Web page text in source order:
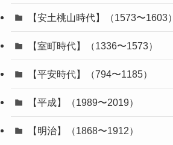
【安土桃山時代】（1573〜1603）
【室町時代】（1336〜1573）
【平安時代】（794〜1185）
【平成】（1989〜2019）
【明治】（1868〜1912）